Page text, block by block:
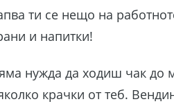
ти се нещо на
и напитки!
нужда да ходиш чак до
крачки от теб.